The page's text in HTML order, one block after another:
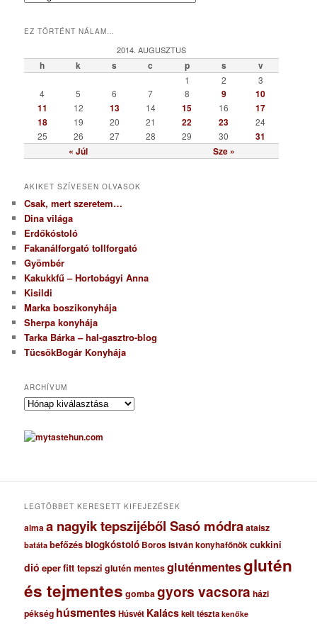
e
ó
r
EZ TÖRTÉNT NÁLAM…
2014. AUGUSZTUS
h k s c p s v
« Júl Sze »
1 2
3
4
5 6 7 8 9
10
11
12 13 14 15 16
17
18
19 20 21 22 23
24
25
26 27 28 29 30 31
AKIKET SZÍVESEN OLVASOK
Csak, mert szeretem…
Dina világa
Erdőkóstoló
Fakanálforgató tollforgató
Gyömbér
Kakukkfű – Hortobágyi Anna
Kisildi
Marka boszikonyhája
Sherpa konyhája
Tarka Bárka – hal-gasztro-blog
TücsökBogár Konyhája
ARCHÍVUM
A
c
h
u
LEGTÖBBET KERESETT KIFEJEZÉSEK
almaa nagyik tepszijéből Sasó módraataisz
batáta befőzésblogkóstoló Boros István konyhafőnökcukkini
dió eperfitt tepszi glutén mentesgluténmentesglutén
és tejmentes gombagyors vacsora házi
pékség húsmentesHúsvét Kalácskelt tészta kenőke